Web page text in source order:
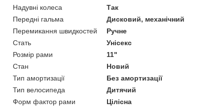
Надувні колеса
Так
Передні гальма
Дисковий, механічний
Перемикання швидкостей
Ручне
Стать
Унісекс
Розмір рами
11"
Стан
Новий
Тип амортизації
Без амортизації
Тип велосипеда
Дитячий
Форм фактор рами
Цілісна